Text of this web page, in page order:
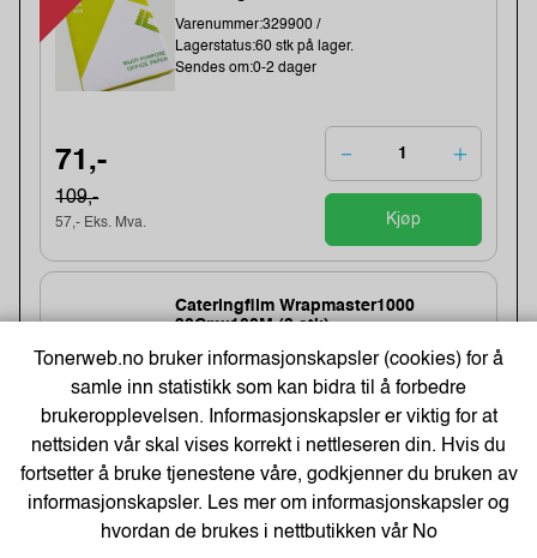
Varenummer:329900 /
Lagerstatus:60 stk på lager.
Sendes om:0-2 dager
71,-
109,-
57,- Eks. Mva. Kjøp
Cateringfilm Wrapmaster1000
30Cmx100M (3 stk)
Varenummer:8332 /31C78
Lagerstatus:1567 stk på lager.
154,-
123,- Eks. Mva.
Tonerweb.no bruker informasjonskapsler (cookies) for å
samle inn statistikk som kan bidra til å forbedre
brukeropplevelsen. Informasjonskapsler er viktig for at
nettsiden vår skal vises korrekt i nettleseren din. Hvis du
fortsetter å bruke tjenestene våre, godkjenner du bruken av
informasjonskapsler. Les mer om informasjonskapsler og
hvordan de brukes i nettbutikken vårNo